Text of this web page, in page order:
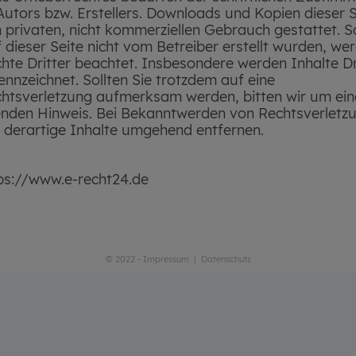
bzw. Erstellers. Downloads und Kopien dieser
nicht kommerziellen Gebrauch gestattet.
Seite nicht vom Betreiber erstellt wurden,
Dritter beachtet. Insbesondere werden Inhalte
Sollten Sie trotzdem auf eine
aufmerksam werden, bitten wir um
Hinweis. Bei Bekanntwerden von
Inhalte umgehend entfernen.
www.e-recht24.de
© 2022 - Impressum | Datenschutz